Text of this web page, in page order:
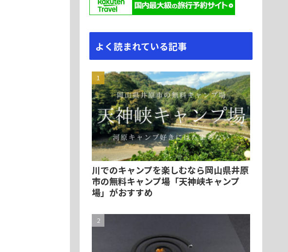
よく読まれている記事
川でのキャンプを楽しむなら岡山県井原
市の無料キャンプ場「天神峡キャンプ
場」がおすすめ